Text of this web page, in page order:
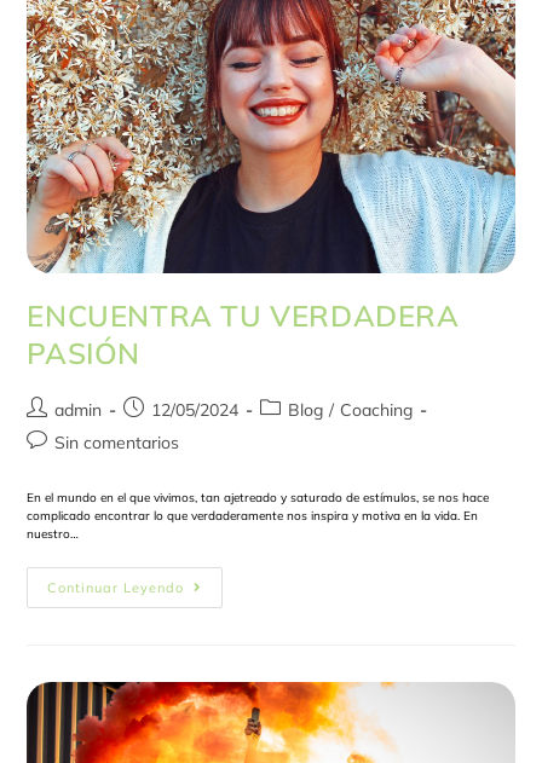
ENCUENTRA TU VERDADERA
PASIÓN
admin 12/05/2024 Blog / Coaching
Sin comentarios
En el mundo en el que vivimos, tan ajetreado y saturado de estímulos, se nos hace
complicado encontrar lo que verdaderamente nos inspira y motiva en la vida. En
nuestro…
Continuar Leyendo